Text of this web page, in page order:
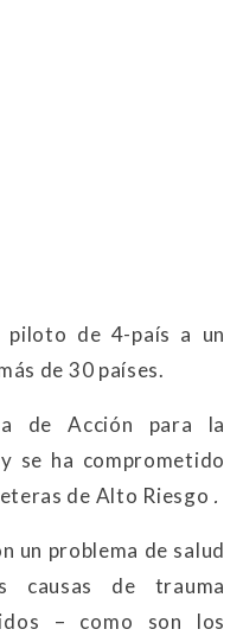
piloto de 4-país a un
de 30 países.
de Acción para la
se ha comprometido
de Alto Riesgo .
un problema de salud
causas de trauma
– como son los